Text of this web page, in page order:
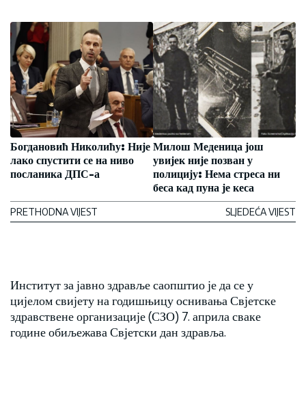
Богдановић Николићу: Није
лако спустити се на ниво
посланика ДПС-а
PRETHODNA VIJEST
Милош Меденица још
увијек није позван у
полицију: Нема стреса ни
беса кад пуна је кеса
SLJEDEĆA VIJEST
Институт за јавно здравље саопштио је да се у
цијелом свијету на годишњицу оснивања Свјетске
здравствене организације (СЗО) 7. априла сваке
године обиљежава Свјетски дан здравља.